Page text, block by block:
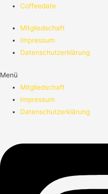
Coffeedate
Mitgliedschaft
Impressum
Datenschutzerklärung
Menü
Mitgliedschaft
Impressum
Datenschutzerklärung